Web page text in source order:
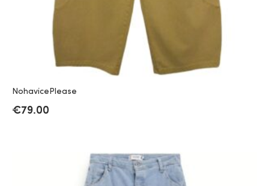
NohavicePlease
€79.00